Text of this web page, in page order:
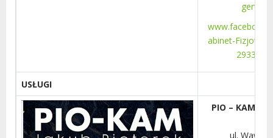
abinet-
USŁUGI
PIO – KAM
ul.